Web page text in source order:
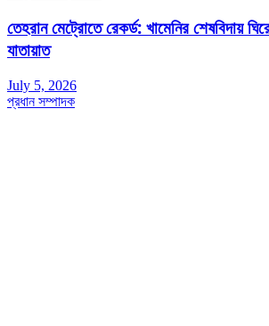
তেহরান মেট্রোতে রেকর্ড: খামেনির শেষবিদায়
যাতায়াত
July 5, 2026
প্রধান সম্পাদক